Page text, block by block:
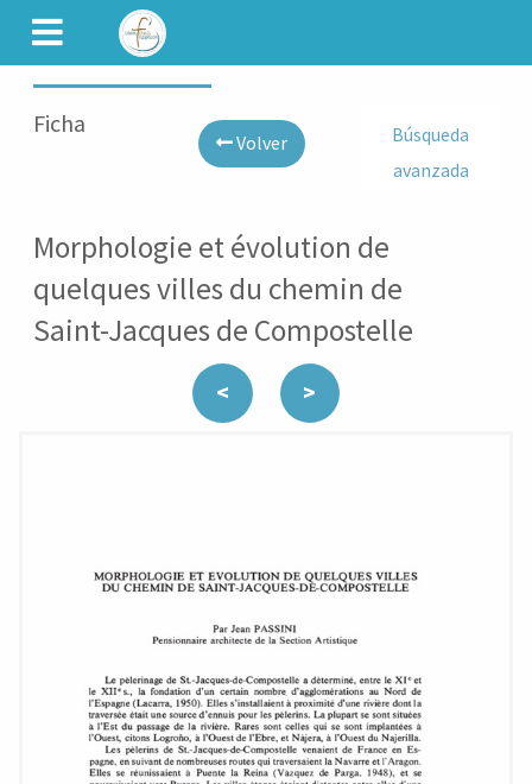
CAMINET
Ficha
Volver
Búsqueda
avanzada
Morphologie et évolution de
quelques villes du chemin de
Saint-Jacques de Compostelle
< >